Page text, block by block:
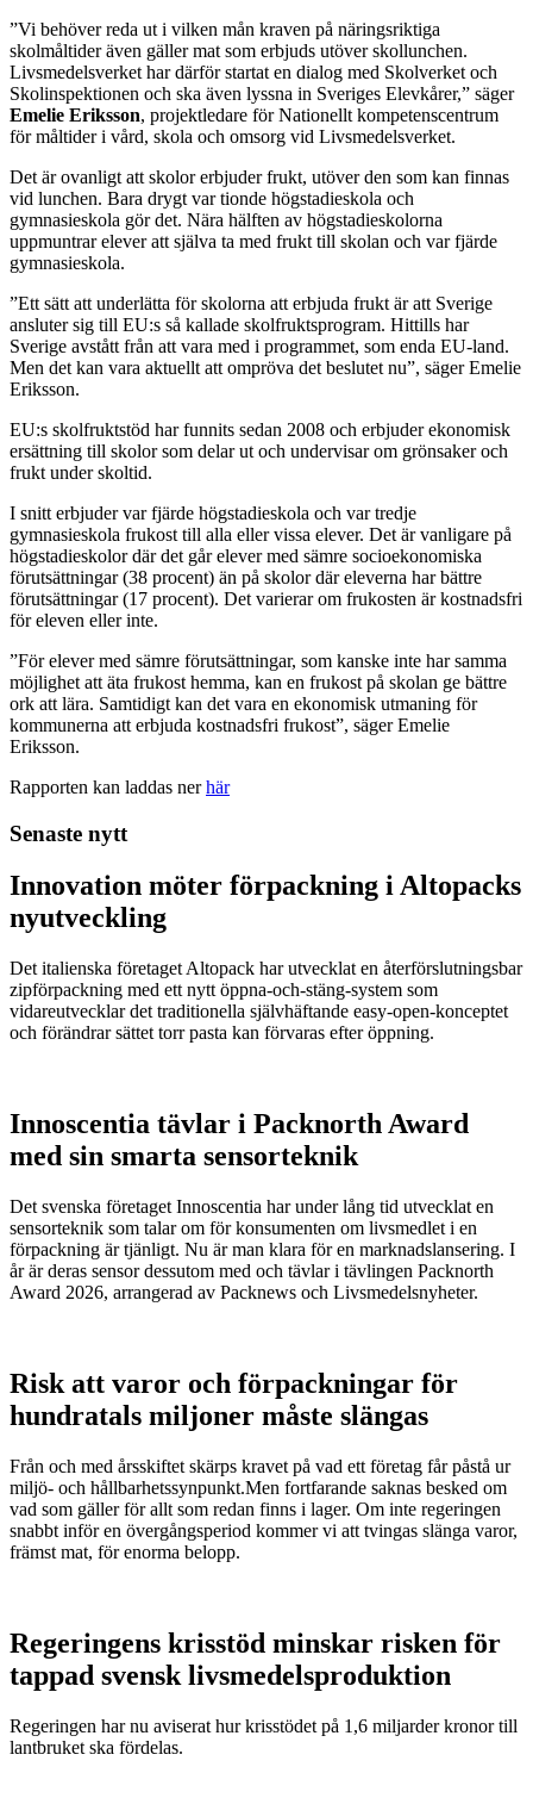
”Vi behöver reda ut i vilken mån kraven på näringsriktiga
skolmåltider även gäller mat som erbjuds utöver skollunchen.
Livsmedelsverket har därför startat en dialog med Skolverket och
Skolinspektionen och ska även lyssna in Sveriges Elevkårer,” säger
Emelie Eriksson, projektledare för Nationellt kompetenscentrum
för måltider i vård, skola och omsorg vid Livsmedelsverket.
Det är ovanligt att skolor erbjuder frukt, utöver den som kan finnas
vid lunchen. Bara drygt var tionde högstadieskola och
gymnasieskola gör det. Nära hälften av högstadieskolorna
uppmuntrar elever att själva ta med frukt till skolan och var fjärde
gymnasieskola.
”Ett sätt att underlätta för skolorna att erbjuda frukt är att Sverige
ansluter sig till EU:s så kallade skolfruktsprogram. Hittills har
Sverige avstått från att vara med i programmet, som enda EU-land.
Men det kan vara aktuellt att ompröva det beslutet nu”, säger Emelie
Eriksson.
EU:s skolfruktstöd har funnits sedan 2008 och erbjuder ekonomisk
ersättning till skolor som delar ut och undervisar om grönsaker och
frukt under skoltid.
I snitt erbjuder var fjärde högstadieskola och var tredje
gymnasieskola frukost till alla eller vissa elever. Det är vanligare på
högstadieskolor där det går elever med sämre socioekonomiska
förutsättningar (38 procent) än på skolor där eleverna har bättre
förutsättningar (17 procent). Det varierar om frukosten är kostnadsfri
för eleven eller inte.
”För elever med sämre förutsättningar, som kanske inte har samma
möjlighet att äta frukost hemma, kan en frukost på skolan ge bättre
ork att lära. Samtidigt kan det vara en ekonomisk utmaning för
kommunerna att erbjuda kostnadsfri frukost”, säger Emelie
Eriksson.
Rapporten kan laddas nerhär
Senaste nytt
Innovation möter förpackning i Altopacks
nyutveckling
Det italienska företaget Altopack har utvecklat en återförslutningsbar
zipförpackning med ett nytt öppna-och-stäng-system som
vidareutvecklar det traditionella självhäftande easy-open-konceptet
och förändrar sättet torr pasta kan förvaras efter öppning.
Innoscentia tävlar i Packnorth Award
med sin smarta sensorteknik
Det svenska företaget Innoscentia har under lång tid utvecklat en
sensorteknik som talar om för konsumenten om livsmedlet i en
förpackning är tjänligt. Nu är man klara för en marknadslansering. I
år är deras sensor dessutom med och tävlar i tävlingen Packnorth
Award 2026, arrangerad av Packnews och Livsmedelsnyheter.
Risk att varor och förpackningar för
hundratals miljoner måste slängas
Från och med årsskiftet skärps kravet på vad ett företag får påstå ur
miljö- och hållbarhetssynpunkt.Men fortfarande saknas besked om
vad som gäller för allt som redan finns i lager. Om inte regeringen
snabbt inför en övergångsperiod kommer vi att tvingas slänga varor,
främst mat, för enorma belopp.
Regeringens krisstöd minskar risken för
tappad svensk livsmedelsproduktion
Regeringen har nu aviserat hur krisstödet på 1,6 miljarder kronor till
lantbruket ska fördelas.